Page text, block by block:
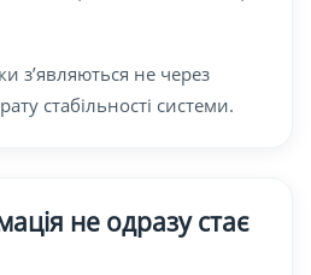
з’являються не через
стабільності системи.
не одразу стає